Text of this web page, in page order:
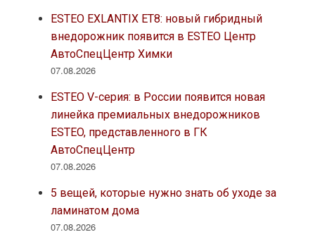
ESTEO EXLANTIX ET8: новый гибридный
внедорожник появится в ESTEO Центр
АвтоСпецЦентр Химки
07.08.2026
ESTEO V-серия: в России появится новая
линейка премиальных внедорожников
ESTEO, представленного в ГК
АвтоСпецЦентр
07.08.2026
5 вещей, которые нужно знать об уходе за
ламинатом дома
07.08.2026